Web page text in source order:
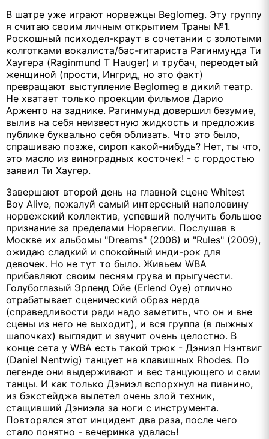
В шатре уже играют норвежцы Beglomeg. Эту группу
я считаю своим личным открытием Траны №1.
Роскошный психодел-краут в сочетании с золотыми
колготками вокалиста/бас-гитариста Рагинмунда Ти
Хаугера (Raginmund T Hauger) и трубач, переодетый
женщиной (прости, Ингрид, но это факт)
превращают выступление Beglomeg в дикий театр.
Не хватает только проекции фильмов Дарио
Арженто на заднике. Рагинмунд довершил безумие,
вылив на себя неизвестную жидкость и предложив
публике буквально себя облизать. Что это было,
спрашиваю позже, сироп какой-нибудь? Нет, ты что,
это масло из виноградных косточек! - с гордостью
заявил Ти Хаугер.
Завершают второй день на главной сцене Whitest
Boy Alive, пожалуй самый интересный наполовину
норвежский коллектив, успевший получить большое
признание за пределами Норвегии. Послушав в
Москве их альбомы "Dreams" (2006) и "Rules" (2009),
ожидаю сладкий и спокойный инди-рок для
девочек. Но не тут то было. Живьем WBA
прибавляют своим песням грува и прыгучести.
Голубоглазый Эрленд Ойе (Еrlend Oye) отлично
отрабатывает сценический образ нерда
(справедливости ради надо заметить, что он и вне
сцены из него не выходит), и вся группа (в лыжных
шапочках) выглядит и звучит очень целостно. В
конце сета у WBA есть такой трюк - Дэниэл Нэнтвиг
(Daniel Nentwig) танцует на клавишных Rhodes. По
легенде они выдерживают и вес танцующего и сами
танцы. И как только Дэниэл вспорхнул на пианино,
из бэкстейджа вылетел очень злой техник,
стащивший Дэниэла за ноги с инструмента.
Повторялся этот инцидент два раза, после чего
стало понятно - вечеринка удалась!